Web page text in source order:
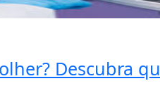
Descubra